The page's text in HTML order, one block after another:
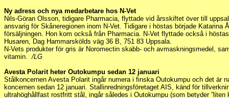
Ny adress och nya medarbetare hos N-Vet
Nils-Göran Olsson, tidigare Pharmacia, flyttade vid årsskiftet över till
ansvarig för Skåneregionen inom N-Vet. Tidigare i höstas började Katarina
försäljningen. Hon kom också från Pharmacia. N-Vet flyttade också i
Husaren, Dag Hammarskölds väg 36 B, 751 83 Uppsala.
N-Vets produkter för gris är Noromectin skabb- och avmaskningsmedel,
vitamin./LG
Avesta Polarit heter Outokumpu sedan 12 januari
Stålkoncernen Avesta Polarit ingår numera i finska Outokumpu och det är
koncernen sedan 12 januari. Stallinredningsföretaget AIS, känd för
ultrahöghållfast rostfritt stål, ingår således i Outokumpu (som betyder ”liten